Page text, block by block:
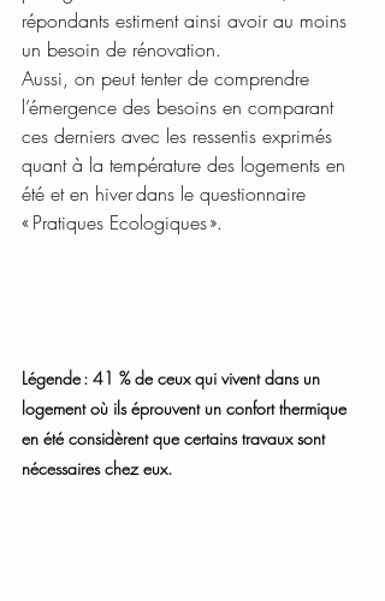
répondants estiment ainsi avoir au moins
un besoin de rénovation.
Aussi, on peut tenter de comprendre
l’émergence des besoins en comparant
ces derniers avec les ressentis exprimés
quant à la température des logements en
été et en hiver dans le questionnaire
« Pratiques Ecologiques ».
Légende : 41 % de ceux qui vivent dans un
logement où ils éprouvent un confort thermique
en été considèrent que certains travaux sont
nécessaires chez eux.